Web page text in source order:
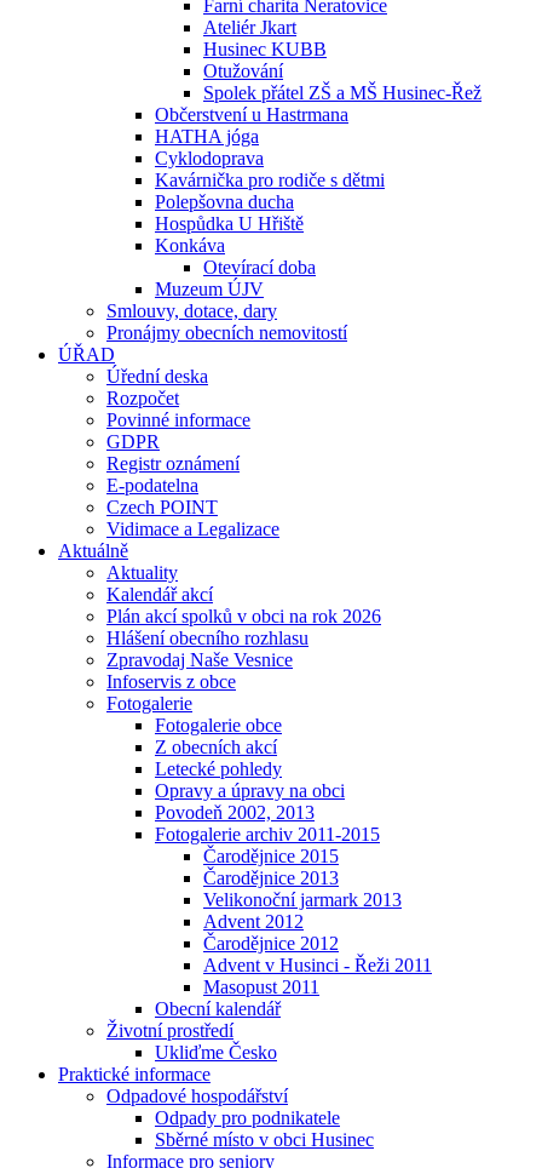
Farní charita Neratovice
Ateliér Jkart
Husinec KUBB
Otužování
Spolek přátel ZŠ a MŠ Husinec-Řež
Občerstvení u Hastrmana
HATHA jóga
Cyklodoprava
Kavárnička pro rodiče s dětmi
Polepšovna ducha
Hospůdka U Hřiště
Konkáva
Otevírací doba
Muzeum ÚJV
Smlouvy, dotace, dary
Pronájmy obecních nemovitostí
ÚŘAD
Úřední deska
Rozpočet
Povinné informace
GDPR
Registr oznámení
E-podatelna
Czech POINT
Vidimace a Legalizace
Aktuálně
Aktuality
Kalendář akcí
Plán akcí spolků v obci na rok 2026
Hlášení obecního rozhlasu
Zpravodaj Naše Vesnice
Infoservis z obce
Fotogalerie
Fotogalerie obce
Z obecních akcí
Letecké pohledy
Opravy a úpravy na obci
Povodeň 2002, 2013
Fotogalerie archiv 2011-2015
Čarodějnice 2015
Čarodějnice 2013
Velikonoční jarmark 2013
Advent 2012
Čarodějnice 2012
Advent v Husinci - Řeži 2011
Masopust 2011
Obecní kalendář
Životní prostředí
Ukliďme Česko
Praktické informace
Odpadové hospodářství
Odpady pro podnikatele
Sběrné místo v obci Husinec
Informace pro seniory